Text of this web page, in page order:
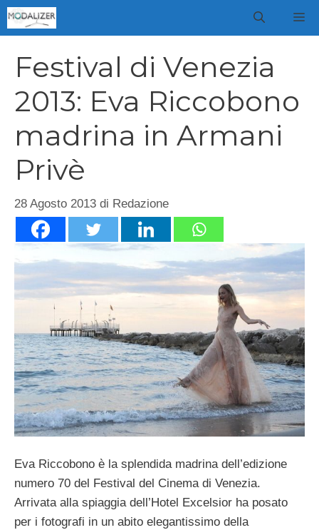
Vai
al
Festival di Venezia
2013: Eva Riccobono
madrina in Armani
Privè
28 Agosto 2013 di Redazione
Eva Riccobono è la splendida madrina dell’edizione
numero 70 del Festival del Cinema di Venezia.
Arrivata alla spiaggia dell’Hotel Excelsior ha posato
per i fotografi in un abito elegantissimo della